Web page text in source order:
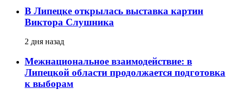
В Липецке открылась выставка картин
Виктора Слушника
2 дня назад
Межнациональное взаимодействие: в
Липецкой области продолжается подготовка
к выборам